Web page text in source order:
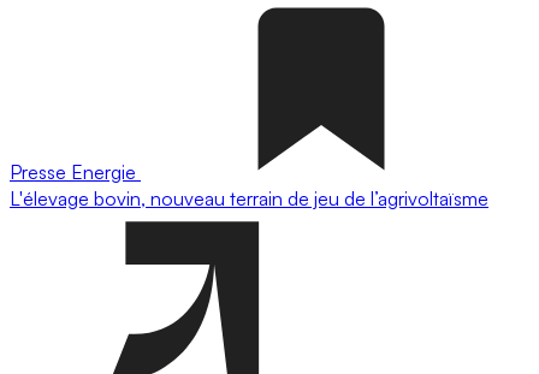
Presse Energie
L'élevage bovin, nouveau terrain de jeu de l’agrivoltaïsme